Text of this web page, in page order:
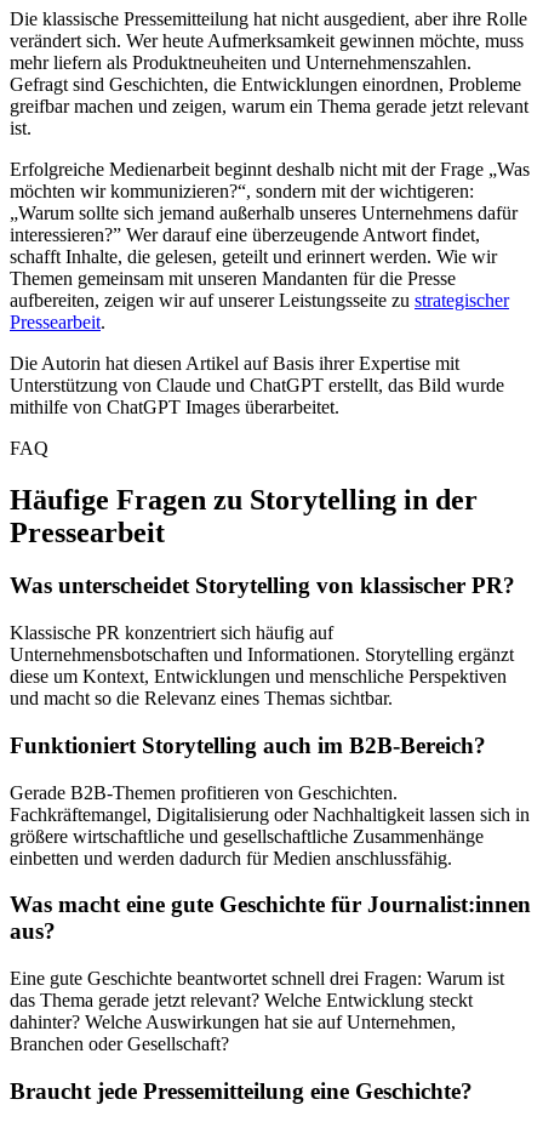
Die klassische Pressemitteilung hat nicht ausgedient, aber ihre Rolle
verändert sich. Wer heute Aufmerksamkeit gewinnen möchte, muss
mehr liefern als Produktneuheiten und Unternehmenszahlen.
Gefragt sind Geschichten, die Entwicklungen einordnen, Probleme
greifbar machen und zeigen, warum ein Thema gerade jetzt relevant
ist.
Erfolgreiche Medienarbeit beginnt deshalb nicht mit der Frage „Was
möchten wir kommunizieren?“, sondern mit der wichtigeren:
„Warum sollte sich jemand außerhalb unseres Unternehmens dafür
interessieren?” Wer darauf eine überzeugende Antwort findet,
schafft Inhalte, die gelesen, geteilt und erinnert werden. Wie wir
Themen gemeinsam mit unseren Mandanten für die Presse
aufbereiten, zeigen wir auf unserer Leistungsseite zu strategischer
Pressearbeit.
Die Autorin hat diesen Artikel auf Basis ihrer Expertise mit
Unterstützung von Claude und ChatGPT erstellt, das Bild wurde
mithilfe von ChatGPT Images überarbeitet.
FAQ
Häufige Fragen zu Storytelling in der
Pressearbeit
Was unterscheidet Storytelling von klassischer PR?
Klassische PR konzentriert sich häufig auf
Unternehmensbotschaften und Informationen. Storytelling ergänzt
diese um Kontext, Entwicklungen und menschliche Perspektiven
und macht so die Relevanz eines Themas sichtbar.
Funktioniert Storytelling auch im B2B-Bereich?
Gerade B2B-Themen profitieren von Geschichten.
Fachkräftemangel, Digitalisierung oder Nachhaltigkeit lassen sich in
größere wirtschaftliche und gesellschaftliche Zusammenhänge
einbetten und werden dadurch für Medien anschlussfähig.
Was macht eine gute Geschichte für Journalist:innen
aus?
Eine gute Geschichte beantwortet schnell drei Fragen: Warum ist
das Thema gerade jetzt relevant? Welche Entwicklung steckt
dahinter? Welche Auswirkungen hat sie auf Unternehmen,
Branchen oder Gesellschaft?
Braucht jede Pressemitteilung eine Geschichte?